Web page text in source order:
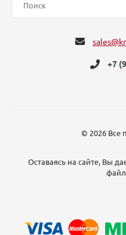
+7
© 2026 Все
Оставаясь на сайте, Вы